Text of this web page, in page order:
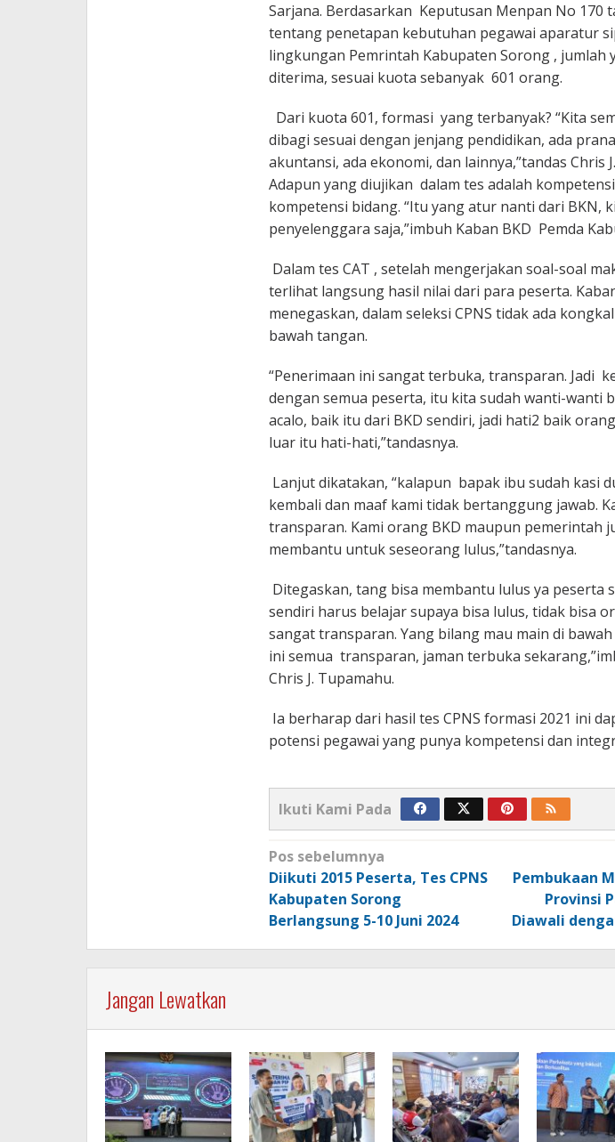
Sarjana. Berdasarkan Keputusan Menpan No 170
tentang penetapan kebutuhan pegawai aparatur
lingkungan Pemrintah Kabupaten Sorong , jumlah
diterima, sesuai kuota sebanyak 601 orang.
Dari kuota 601, formasi yang terbanyak? “Kita
dibagi sesuai dengan jenjang pendidikan, ada
akuntansi, ada ekonomi, dan lainnya,”tandas Chris
Adapun yang diujikan dalam tes adalah
kompetensi bidang. “Itu yang atur nanti dari BKN,
penyelenggara saja,”imbuh Kaban BKD Pemda
Dalam tes CAT , setelah mengerjakan soal-soal
terlihat langsung hasil nilai dari para peserta.
menegaskan, dalam seleksi CPNS tidak ada
bawah tangan.
“Penerimaan ini sangat terbuka, transparan. Jadi
dengan semua peserta, itu kita sudah wanti-wanti
acalo, baik itu dari BKD sendiri, jadi hati2 baik
luar itu hati-hati,”tandasnya.
Lanjut dikatakan, “kalapun bapak ibu sudah kasi
kembali dan maaf kami tidak bertanggung jawab.
transparan. Kami orang BKD maupun pemerintah
membantu untuk seseorang lulus,”tandasnya.
Ditegaskan, tang bisa membantu lulus ya peserta
sendiri harus belajar supaya bisa lulus, tidak bisa
sangat transparan. Yang bilang mau main di
ini semua transparan, jaman terbuka
Chris J. Tupamahu.
Ia berharap dari hasil tes CPNS formasi 2021 ini
potensi pegawai yang punya kompetensi dan
Ikuti Kami Pada
Navigasi
pos
Pos sebelumnya
Diikuti 2015 Peserta, Tes CPNS
Kabupaten Sorong
Berlangsung 5-10 Juni 2024
Pembukaan
Provinsi
Diawali
Jangan Lewatkan